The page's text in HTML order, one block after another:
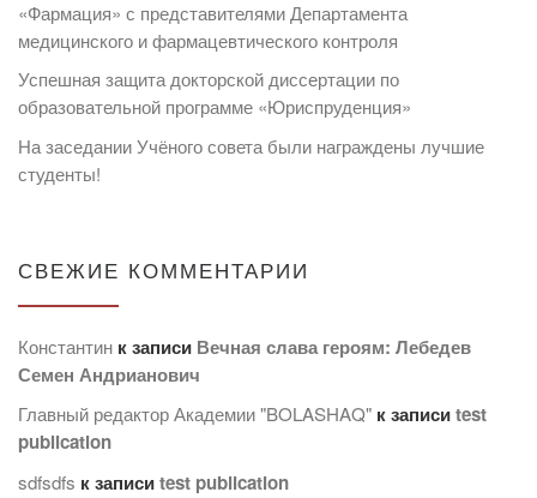
«Фармация» с представителями Департамента
медицинского и фармацевтического контроля
Успешная защита докторской диссертации по
образовательной программе «Юриспруденция»
На заседании Учёного совета были награждены лучшие
студенты!
СВЕЖИЕ КОММЕНТАРИИ
Константин к записи Вечная слава героям: Лебедев
Семен Андрианович
Главный редактор Академии "BOLASHAQ" к записиtest
publication
sdfsdfs к записиtest publication